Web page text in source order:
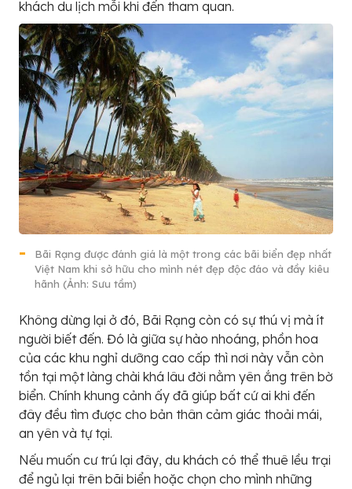
khách du lịch mỗi khi đến tham quan.
Bãi Rạng được đánh giá là một trong các bãi biển đẹp nhất
Việt Nam khi sở hữu cho mình nét đẹp độc đáo và đầy kiêu
hãnh (Ảnh: Sưu tầm)
Không dừng lại ở đó, Bãi Rạng còn có sự thú vị mà ít
người biết đến. Đó là giữa sự hào nhoáng, phồn hoa
của các khu nghỉ dưỡng cao cấp thì nơi này vẫn còn
tồn tại một làng chài khá lâu đời nằm yên ắng trên bờ
biển. Chính khung cảnh ấy đã giúp bất cứ ai khi đến
đây đều tìm được cho bản thân cảm giác thoải mái,
an yên và tự tại.
Nếu muốn cư trú lại đây, du khách có thể thuê lều trại
để ngủ lại trên bãi biển hoặc chọn cho mình những